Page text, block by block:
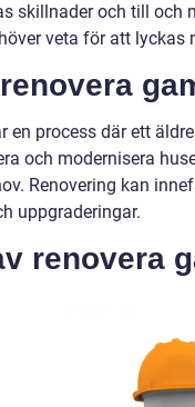
skillnader och till
veta för att lyckas
en process där ett
och modernisera
Renovering kan
uppgraderingar.
renovera